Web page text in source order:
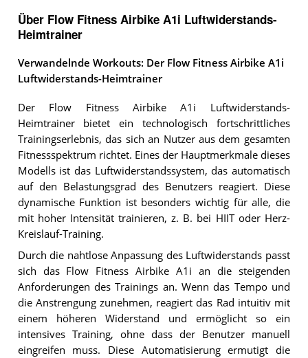
Über Flow Fitness Airbike A1i Luftwiderstands-
Heimtrainer
Verwandelnde Workouts: Der Flow Fitness Airbike A1i
Luftwiderstands-Heimtrainer
Der Flow Fitness Airbike A1i Luftwiderstands-
Heimtrainer bietet ein technologisch fortschrittliches
Trainingserlebnis, das sich an Nutzer aus dem gesamten
Fitnessspektrum richtet. Eines der Hauptmerkmale dieses
Modells ist das Luftwiderstandssystem, das automatisch
auf den Belastungsgrad des Benutzers reagiert. Diese
dynamische Funktion ist besonders wichtig für alle, die
mit hoher Intensität trainieren, z. B. bei HIIT oder Herz-
Kreislauf-Training.
Durch die nahtlose Anpassung des Luftwiderstands passt
sich das Flow Fitness Airbike A1i an die steigenden
Anforderungen des Trainings an. Wenn das Tempo und
die Anstrengung zunehmen, reagiert das Rad intuitiv mit
einem höheren Widerstand und ermöglicht so ein
intensives Training, ohne dass der Benutzer manuell
eingreifen muss. Diese Automatisierung ermutigt die